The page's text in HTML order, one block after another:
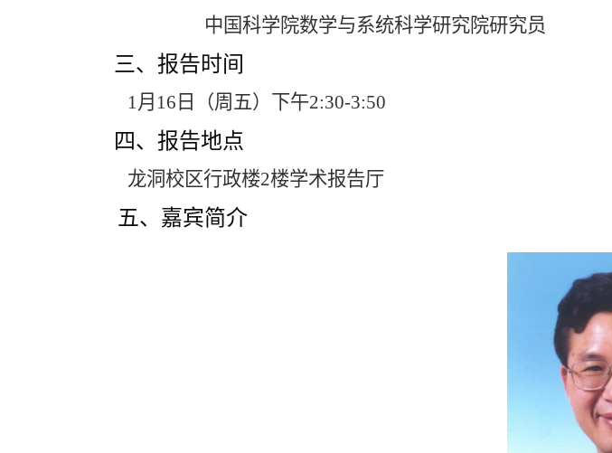
中国科学院数学与系统科学研究院研究员
三、报告时间
1月 16 日（周五）下午2:30-3:50
四、报告地点
龙洞校区行政楼2楼学术报告厅
五、嘉宾简介